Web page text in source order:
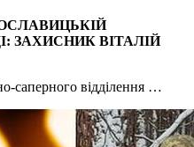
ЗАХИСНИК ВІТАЛІЙ
саперного відділення …